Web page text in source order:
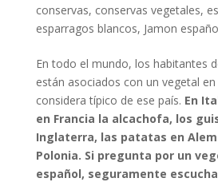
conservas, conservas vegetales,
esparragos blancos, Jamon
En todo el mundo, los habitantes
están asociados con un vegetal
considera típico de ese país. En
en Francia la alcachofa, los
Inglaterra, las patatas en
Polonia. Si pregunta por un
español, seguramente